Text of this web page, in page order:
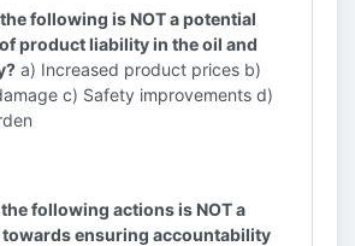
following is NOT a potential
product liability in the oil and
a) Increased product prices b)
c) Safety improvements d)
following actions is NOT a
ensuring accountability